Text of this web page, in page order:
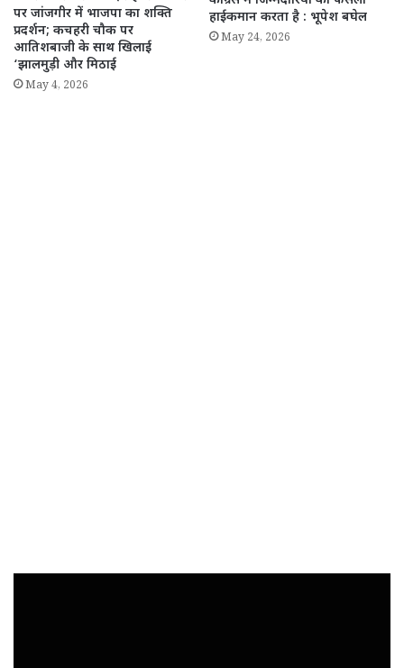
पर जांजगीर में भाजपा का शक्ति
प्रदर्शन; कचहरी चौक पर
आतिशबाजी के साथ खिलाई
‘झालमुड़ी और मिठाई
May 4, 2026
हाईकमान करता है : भूपेश बघेल
May 24, 2026